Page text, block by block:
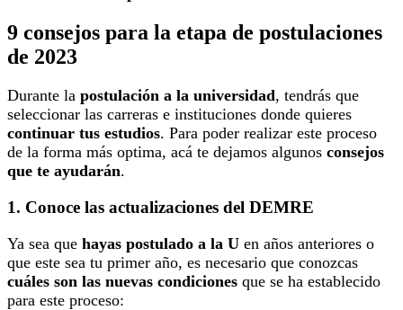
9 consejos para la etapa de postulaciones
de 2023
Durante la postulación a la universidad, tendrás que
seleccionar las carreras e instituciones donde quieres
continuar tus estudios. Para poder realizar este proceso
de la forma más optima, acá te dejamos algunos consejos
que te ayudarán.
1. Conoce las actualizaciones del DEMRE
Ya sea que hayas postulado a la U en años anteriores o
que este sea tu primer año, es necesario que conozcas
cuáles son las nuevas condiciones que se ha establecido
para este proceso: